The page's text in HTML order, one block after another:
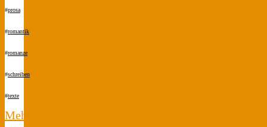
#prosa
#romantik
#romanze
#schreiben
#texte
Mehr